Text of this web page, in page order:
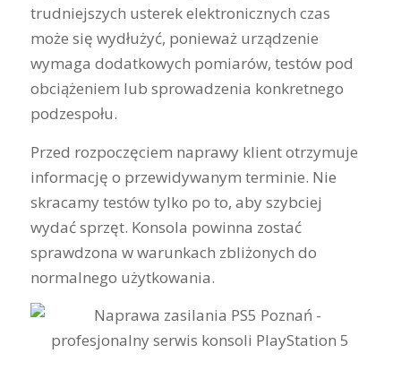
trudniejszych usterek elektronicznych czas
może się wydłużyć, ponieważ urządzenie
wymaga dodatkowych pomiarów, testów pod
obciążeniem lub sprowadzenia konkretnego
podzespołu.
Przed rozpoczęciem naprawy klient otrzymuje
informację o przewidywanym terminie. Nie
skracamy testów tylko po to, aby szybciej
wydać sprzęt. Konsola powinna zostać
sprawdzona w warunkach zbliżonych do
normalnego użytkowania.